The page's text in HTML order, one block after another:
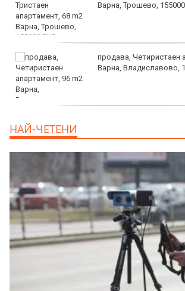
Варна, Трошево, 155000
продава, Четиристаен
Варна, Владиславово,
НАЙ-ЧЕТЕНИ